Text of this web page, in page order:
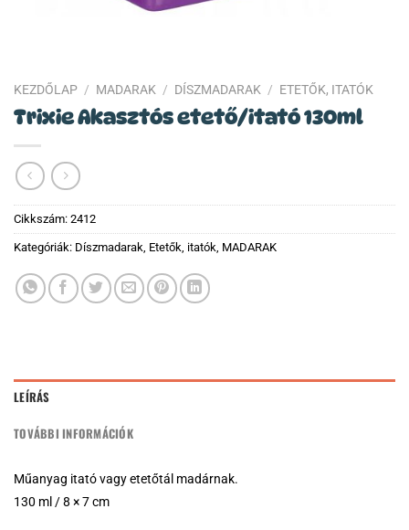
KEZDŐLAP / MADARAK / DÍSZMADARAK / ETETŐK, ITATÓK
Trixie Akasztós etető/itató 130ml
Cikkszám: 2412
Kategóriák: Díszmadarak, Etetők, itatók, MADARAK
LEÍRÁS
TOVÁBBI INFORMÁCIÓK
Műanyag itató vagy etetőtál madárnak.
130 ml / 8 × 7 cm